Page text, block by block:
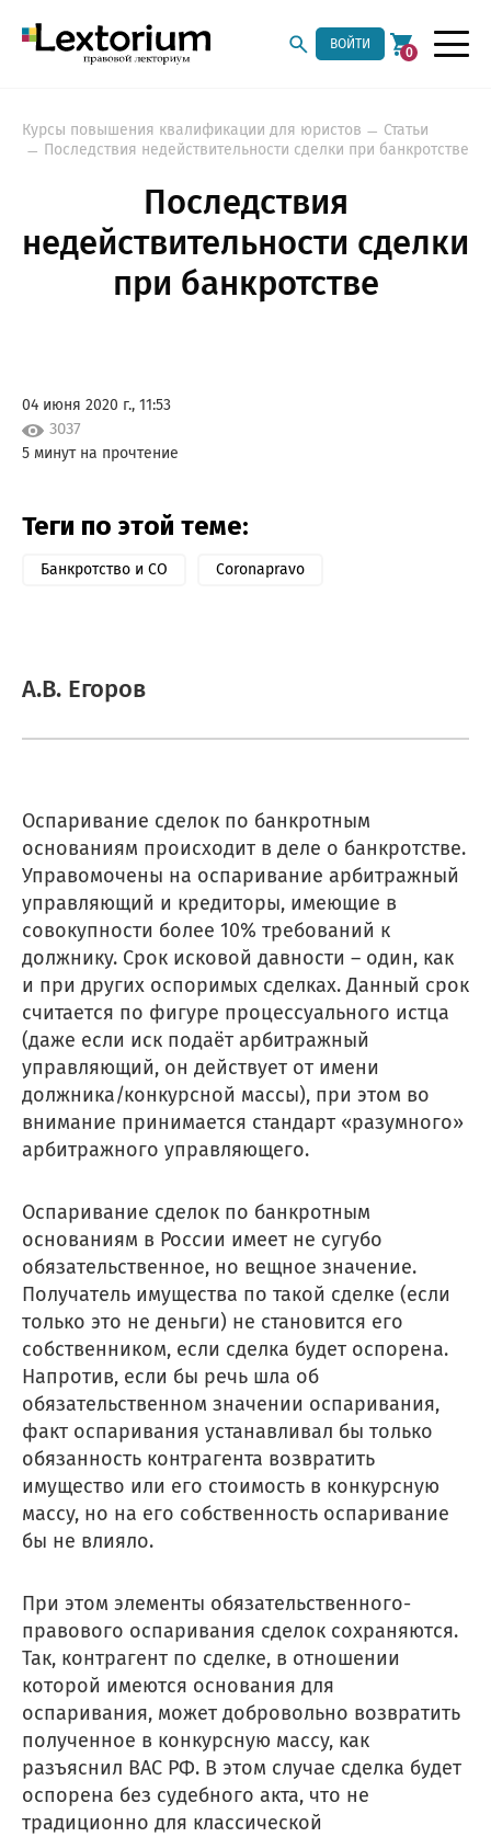
ВОЙТИ
0
Курсы повышения квалификации для юристов
Статьи
Последствия недействительности сделки при банкротстве
Последствия
недействительности сделки
при банкротстве
04 июня 2020 г., 11:53
3037
5 минут на прочтение
Теги по этой теме:
Банкротство и СО Coronapravo
А.В. Егоров
Оспаривание сделок по банкротным
основаниям происходит в деле о банкротстве.
Управомочены на оспаривание арбитражный
управляющий и кредиторы, имеющие в
совокупности более 10% требований к
должнику. Срок исковой давности – один, как
и при других оспоримых сделках. Данный срок
считается по фигуре процессуального истца
(даже если иск подаёт арбитражный
управляющий, он действует от имени
должника/конкурсной массы), при этом во
внимание принимается стандарт «разумного»
арбитражного управляющего.
Оспаривание сделок по банкротным
основаниям в России имеет не сугубо
обязательственное, но вещное значение.
Получатель имущества по такой сделке (если
только это не деньги) не становится его
собственником, если сделка будет оспорена.
Напротив, если бы речь шла об
обязательственном значении оспаривания,
факт оспаривания устанавливал бы только
обязанность контрагента возвратить
имущество или его стоимость в конкурсную
массу, но на его собственность оспаривание
бы не влияло.
При этом элементы обязательственного-
правового оспаривания сделок сохраняются.
Так, контрагент по сделке, в отношении
которой имеются основания для
оспаривания, может добровольно возвратить
полученное в конкурсную массу, как
разъяснил ВАС РФ. В этом случае сделка будет
оспорена без судебного акта, что не
традиционно для классической